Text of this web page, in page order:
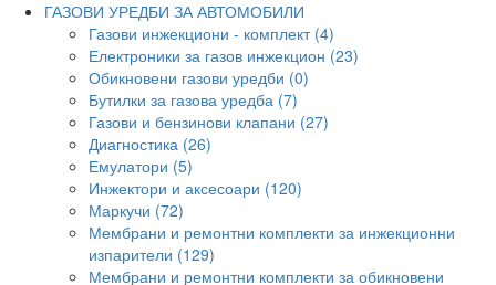
ГАЗОВИ УРЕДБИ ЗА АВТОМОБИЛИ
Газови инжекциони - комплект (4)
Електроники за газов инжекцион (23)
Обикновени газови уредби (0)
Бутилки за газова уредба (7)
Газови и бензинови клапани (27)
Диагностика (26)
Емулатори (5)
Инжектори и аксесоари (120)
Маркучи (72)
Мембрани и ремонтни комплекти за инжекционни
изпарители (129)
Мембрани и ремонтни комплекти за обикновени